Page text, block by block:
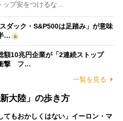
ップ安をつけるな…
ダック・S&P500は足踏み」が意味
…
額10兆円企業が「2連続ストップ
衝撃 フ…
一覧を見る
大陸」の歩き方
てもおかしくはない」イーロン・マ